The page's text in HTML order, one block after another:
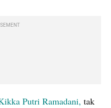
Putri Ramadani, tak